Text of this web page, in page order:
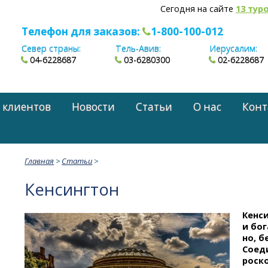
Сегодня на сайте 13
Телефон для заказов: 1-800-100-012
Север страны:
04-6228687
Тель-Авив:
03-6280300
Иерусалим:
02-6228687
Новости Статьи О нас
Главная > Статьи >
Кенсингтон
и
но,